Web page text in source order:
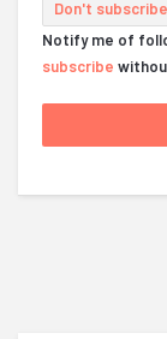
Notify me of
subscribe